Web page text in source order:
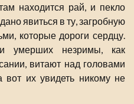
находится рай, и пекло
явиться в ту, загробную
которые дороги сердцу.
умерших незримы, как
витают над головами
вот их увидеть никому не